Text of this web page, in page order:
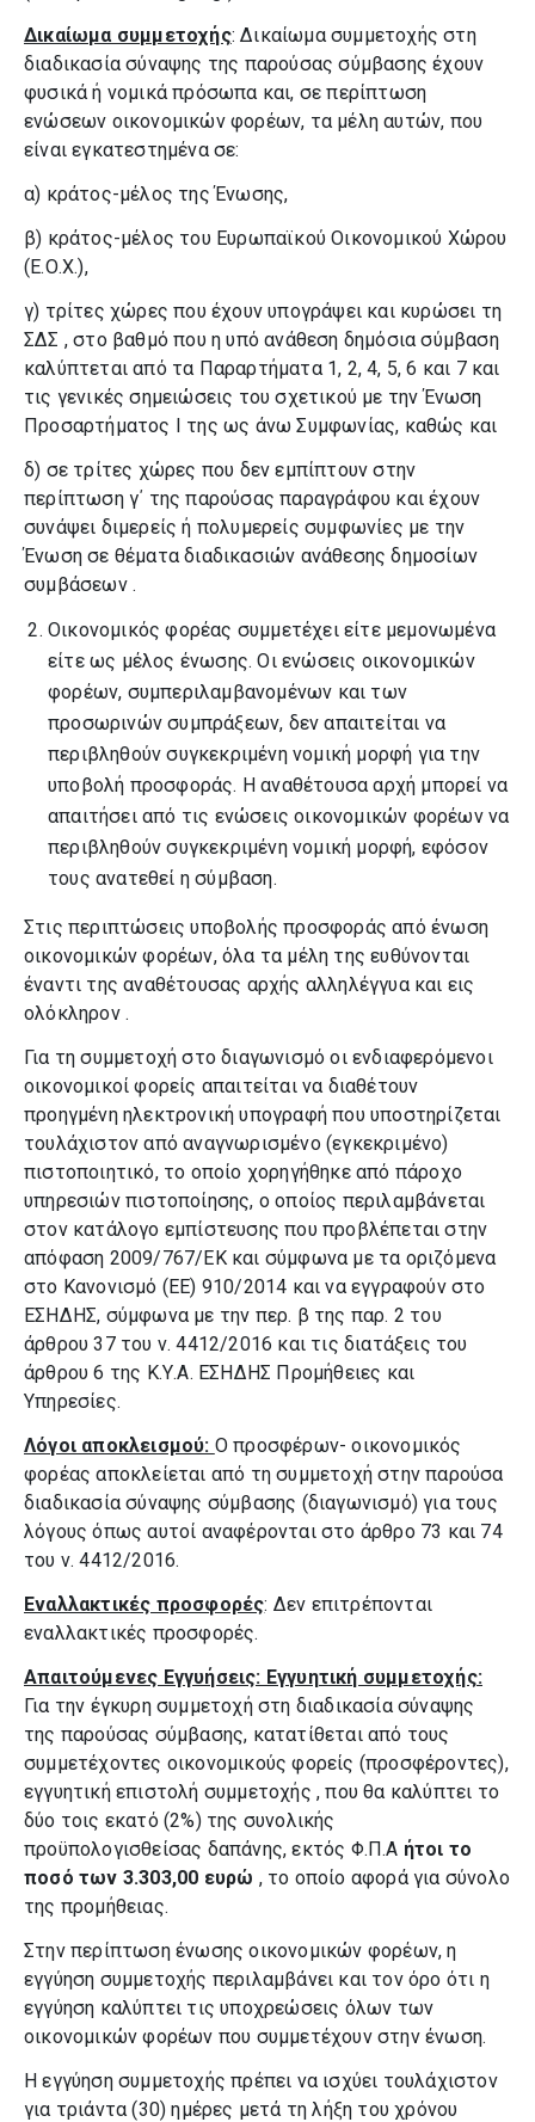
Δικαίωμα συμμετοχής: Δικαίωμα συμμετοχής στη
διαδικασία σύναψης της παρούσας σύμβασης έχουν
φυσικά ή νομικά πρόσωπα και, σε περίπτωση
ενώσεων οικονομικών φορέων, τα μέλη αυτών, που
είναι εγκατεστημένα σε:
α) κράτος-μέλος της Ένωσης,
β) κράτος-μέλος του Ευρωπαϊκού Οικονομικού Χώρου
(Ε.Ο.Χ.),
γ) τρίτες χώρες που έχουν υπογράψει και κυρώσει τη
ΣΔΣ , στο βαθμό που η υπό ανάθεση δημόσια σύμβαση
καλύπτεται από τα Παραρτήματα 1, 2, 4, 5, 6 και 7 και
τις γενικές σημειώσεις του σχετικού με την Ένωση
Προσαρτήματος I της ως άνω Συμφωνίας, καθώς και
δ) σε τρίτες χώρες που δεν εμπίπτουν στην
περίπτωση γ΄ της παρούσας παραγράφου και έχουν
συνάψει διμερείς ή πολυμερείς συμφωνίες με την
Ένωση σε θέματα διαδικασιών ανάθεσης δημοσίων
συμβάσεων .
Οικονομικός φορέας συμμετέχει είτε μεμονωμένα
είτε ως μέλος ένωσης. Οι ενώσεις οικονομικών
φορέων, συμπεριλαμβανομένων και των
προσωρινών συμπράξεων, δεν απαιτείται να
περιβληθούν συγκεκριμένη νομική μορφή για την
υποβολή προσφοράς. Η αναθέτουσα αρχή μπορεί να
απαιτήσει από τις ενώσεις οικονομικών φορέων να
περιβληθούν συγκεκριμένη νομική μορφή, εφόσον
τους ανατεθεί η σύμβαση.
Στις περιπτώσεις υποβολής προσφοράς από ένωση
οικονομικών φορέων, όλα τα μέλη της ευθύνονται
έναντι της αναθέτουσας αρχής αλληλέγγυα και εις
ολόκληρον .
Για τη συμμετοχή στο διαγωνισμό οι ενδιαφερόμενοι
οικονομικοί φορείς απαιτείται να διαθέτουν
προηγμένη ηλεκτρονική υπογραφή που υποστηρίζεται
τουλάχιστον από αναγνωρισμένο (εγκεκριμένο)
πιστοποιητικό, το οποίο χορηγήθηκε από πάροχο
υπηρεσιών πιστοποίησης, ο οποίος περιλαμβάνεται
στον κατάλογο εμπίστευσης που προβλέπεται στην
απόφαση 2009/767/ΕΚ και σύμφωνα με τα οριζόμενα
στο Κανονισμό (ΕΕ) 910/2014 και να εγγραφούν στο
ΕΣΗΔΗΣ, σύμφωνα με την περ. β της παρ. 2 του
άρθρου 37 του ν. 4412/2016 και τις διατάξεις του
άρθρου 6 της Κ.Υ.Α. ΕΣΗΔΗΣ Προμήθειες και
Υπηρεσίες.
Λόγοι αποκλεισμού: Ο προσφέρων- οικονομικός
φορέας αποκλείεται από τη συμμετοχή στην παρούσα
διαδικασία σύναψης σύμβασης (διαγωνισμό) για τους
λόγους όπως αυτοί αναφέρονται στο άρθρο 73 και 74
του ν. 4412/2016.
Εναλλακτικές προσφορές: Δεν επιτρέπονται
εναλλακτικές προσφορές.
Απαιτούμενες Εγγυήσεις: Εγγυητική συμμετοχής:
Για την έγκυρη συμμετοχή στη διαδικασία σύναψης
της παρούσας σύμβασης, κατατίθεται από τους
συμμετέχοντες οικονομικούς φορείς (προσφέροντες),
εγγυητική επιστολή συμμετοχής , που θα καλύπτει το
δύο τοις εκατό (2%) της συνολικής
προϋπολογισθείσας δαπάνης, εκτός Φ.Π.Α ήτοι το
ποσό των 3.303,00 ευρώ , το οποίο αφορά για σύνολο
της προμήθειας.
Στην περίπτωση ένωσης οικονομικών φορέων, η
εγγύηση συμμετοχής περιλαμβάνει και τον όρο ότι η
εγγύηση καλύπτει τις υποχρεώσεις όλων των
οικονομικών φορέων που συμμετέχουν στην ένωση.
Η εγγύηση συμμετοχής πρέπει να ισχύει τουλάχιστον
για τριάντα (30) ημέρες μετά τη λήξη του χρόνου